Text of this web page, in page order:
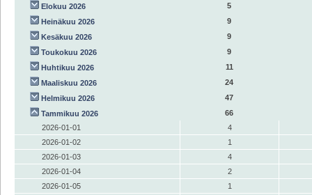
Elokuu 2026
5
Heinäkuu 2026
9
Kesäkuu 2026
9
Toukokuu 2026
9
Huhtikuu 2026
11
Maaliskuu 2026
24
Helmikuu 2026
47
Tammikuu 2026
66
2026-01-01
4
2026-01-02
1
2026-01-03
4
2026-01-04
2
2026-01-05
1